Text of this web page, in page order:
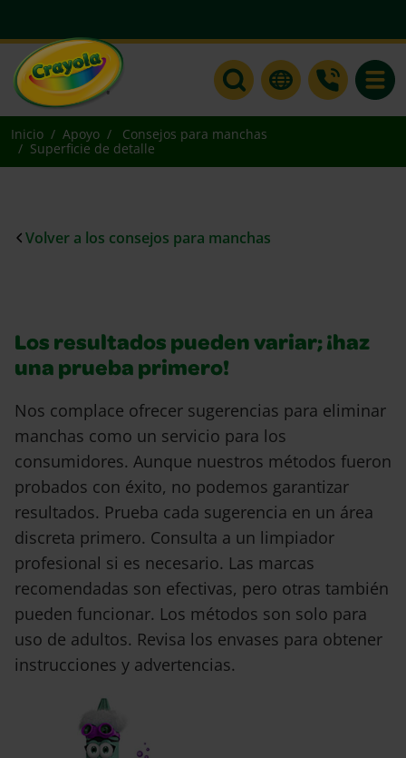
Inicio Apoyo
Consejos para manchas
Superficie de detalle
Volver a los consejos para manchas
Los resultados pueden variar; ¡haz
una prueba primero!
Nos complace ofrecer sugerencias para eliminar
manchas como un servicio para los
consumidores. Aunque nuestros métodos fueron
probados con éxito, no podemos garantizar
resultados. Prueba cada sugerencia en un área
discreta primero. Consulta a un limpiador
profesional si es necesario. Las marcas
recomendadas son efectivas, pero otras también
pueden funcionar. Los métodos son solo para
uso de adultos. Revisa los envases para obtener
instrucciones y advertencias.